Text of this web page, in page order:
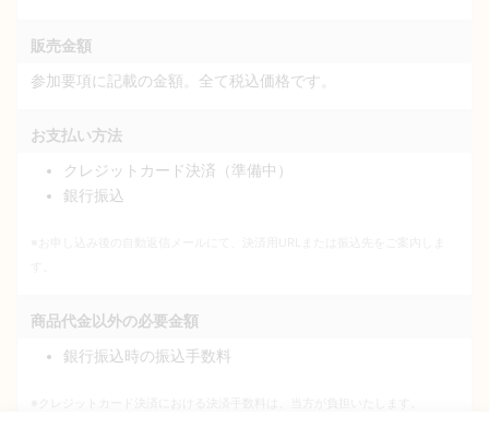
販売金額
参加要項に記載の金額。全て税込価格です。
お支払い方法
クレジットカード決済（準備中）
銀行振込
商品代金以外の必要金額
銀行振込時の振込手数料